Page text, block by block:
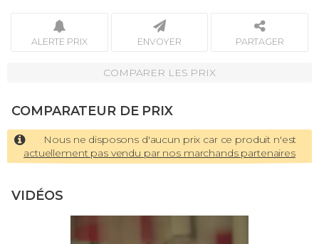
ALERTE PRIX ENVOYER PARTAGER
COMPARER LES PRIX
COMPARATEUR DE PRIX
Nous ne disposons d'aucun prix car ce produit n'est
actuellement pas vendu par nos marchands partenaires
VIDÉOS